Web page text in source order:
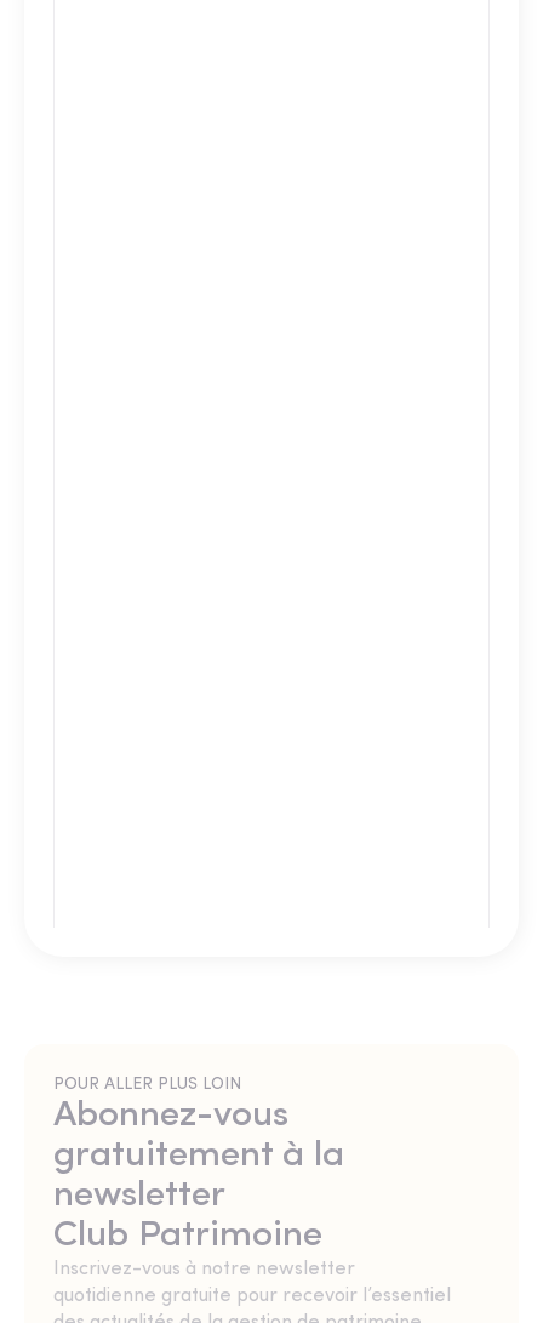
POUR ALLER PLUS LOIN
Abonnez-vous
gratuitement à la
newsletter
Club Patrimoine
Inscrivez-vous à notre newsletter
quotidienne gratuite pour recevoir l’essentiel